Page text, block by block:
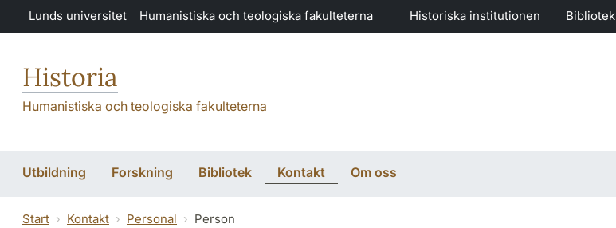
Hoppa till huvudinnehåll
Lunds universitet Humanistiska och teologiska fakulteterna Historiska institutionen Bibliotek
Historia
Humanistiska och teologiska fakulteterna
Utbildning Forskning Bibliotek Kontakt Om oss
Start Kontakt Personal Person